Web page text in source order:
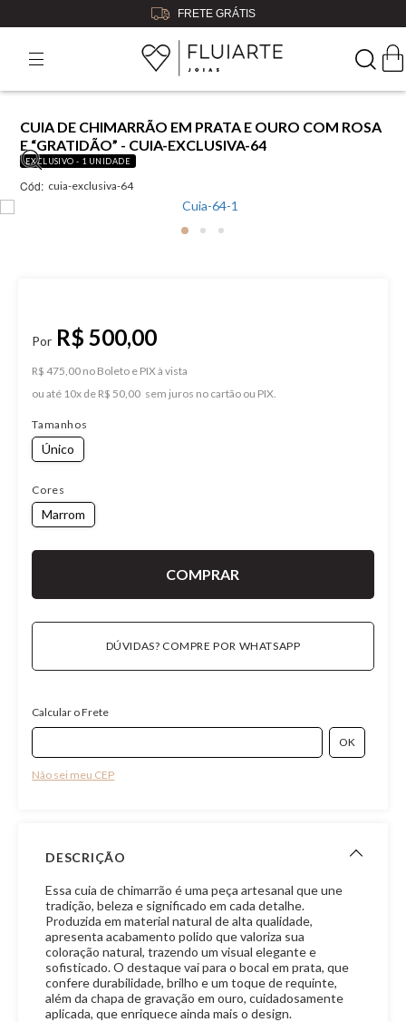
FRETE GRÁTIS
CUIA DE CHIMARRÃO EM PRATA E OURO COM ROSA
E “GRATIDÃO” - CUIA-EXCLUSIVA-64
EXCLUSIVO - 1 UNIDADE
Cód: cuia-exclusiva-64
R$ 500,00
R$ 475,00 no Boleto e PIX
ou
10x de R$ 50,00
Tamanhos
Único
Cores
Marrom
DÚVIDAS? COMPRE POR WHATSAPP
Calcular o Frete
Não sei meu CEP
DESCRIÇÃO
Essa cuia de chimarrão é uma peça artesanal que une
tradição, beleza e significado em cada detalhe.
Produzida em material natural de alta qualidade,
apresenta acabamento polido que valoriza sua
coloração natural, trazendo um visual elegante e
sofisticado. O destaque vai para o bocal em prata, que
confere durabilidade, brilho e um toque de requinte,
além da chapa de gravação em ouro, cuidadosamente
aplicada, que enriquece ainda mais o design.